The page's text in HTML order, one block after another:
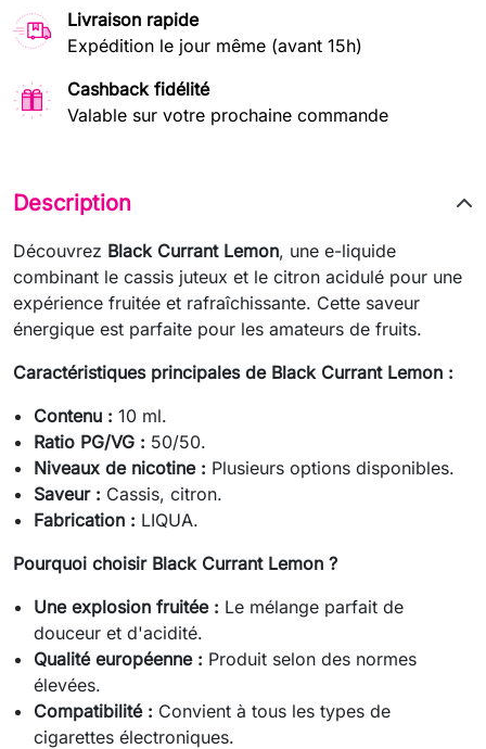
Livraison rapide
Expédition le jour même (avant 15h)
Cashback fidélité
Valable sur votre prochaine commande
Description
Découvrez Black Currant Lemon, une e-liquide
combinant le cassis juteux et le citron acidulé pour une
expérience fruitée et rafraîchissante. Cette saveur
énergique est parfaite pour les amateurs de fruits.
Caractéristiques principales de Black Currant Lemon :
Contenu : 10 ml.
Ratio PG/VG : 50/50.
Niveaux de nicotine : Plusieurs options disponibles.
Saveur : Cassis, citron.
Fabrication : LIQUA.
Pourquoi choisir Black Currant Lemon ?
Une explosion fruitée : Le mélange parfait de
douceur et d'acidité.
Qualité européenne : Produit selon des normes
élevées.
Compatibilité : Convient à tous les types de
cigarettes électroniques.